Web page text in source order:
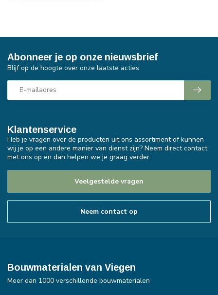
Klantenservice
Heb je vragen over de producten uit ons assortiment of kunnen
wij je op een andere manier van dienst zijn? Neem direct contact
met ons op en dan helpen we je graag verder.
Veelgestelde vragen
Neem contact op
Abonneer je op onze nieuwsbrief
Blijf op de hoogte over onze laatste acties
Bouwmaterialen van Viegen
Meer dan 1000 verschillende bouwmaterialen